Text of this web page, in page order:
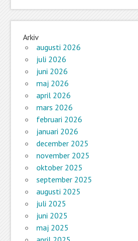
Arkiv
augusti 2026
juli 2026
juni 2026
maj 2026
april 2026
mars 2026
februari 2026
januari 2026
december 2025
november 2025
oktober 2025
september 2025
augusti 2025
juli 2025
juni 2025
maj 2025